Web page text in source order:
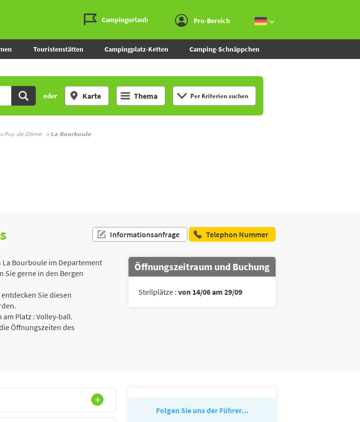
Campingurlaub Pro-Bereich
Touristenstätten Campingplatz-Ketten Camping-Schnäppchen
oder Karte Thema Per Kriterien suchen
Puy-de-Dôme La Bourboule
Informationsanfrage Telephon Nummer
La Bourboule im Departement
Sie gerne in den Bergen
Sie diesen
Platz : Volley-ball.
Öffnungszeiten des
Öffnungszeitraum und Buchung
Stellplätze : von 14/06 am 29/09
Folgen Sie uns der Führer...